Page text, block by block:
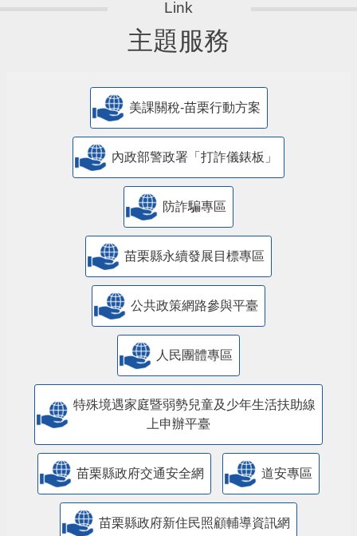
主題服務
美課關稅-苗栗行動方案
內政部警政署「打詐儀錶板」
防詐騙專區
苗栗縣永續發展目標專區
公共政策網路參與平臺
人民團體專區
特殊境遇家庭暨弱勢兒童及少年生活扶助線
上申辦平臺
苗栗縣政府交通安全網 道安專區
苗栗縣政府新住民照顧輔導資訊網